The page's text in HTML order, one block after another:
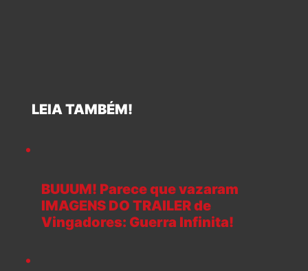
LEIA TAMBÉM!
BUUUM! Parece que vazaram
IMAGENS DO TRAILER de
Vingadores: Guerra Infinita!